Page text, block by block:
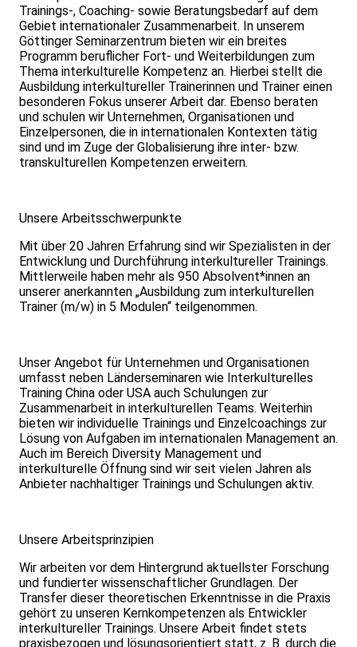
Trainings-, Coaching- sowie Beratungsbedarf auf dem
Gebiet internationaler Zusammenarbeit. In unserem
Göttinger Seminarzentrum bieten wir ein breites
Programm beruflicher Fort- und Weiterbildungen zum
Thema interkulturelle Kompetenz an. Hierbei stellt die
Ausbildung interkultureller Trainerinnen und Trainer einen
besonderen Fokus unserer Arbeit dar. Ebenso beraten
und schulen wir Unternehmen, Organisationen und
Einzelpersonen, die in internationalen Kontexten tätig
sind und im Zuge der Globalisierung ihre inter- bzw.
transkulturellen Kompetenzen erweitern.
Unsere Arbeitsschwerpunkte
Mit über 20 Jahren Erfahrung sind wir Spezialisten in der
Entwicklung und Durchführung interkultureller Trainings.
Mittlerweile haben mehr als 950 Absolvent*innen an
unserer anerkannten „Ausbildung zum interkulturellen
Trainer (m/w) in 5 Modulen“ teilgenommen.
Unser Angebot für Unternehmen und Organisationen
umfasst neben Länderseminaren wie Interkulturelles
Training China oder USA auch Schulungen zur
Zusammenarbeit in interkulturellen Teams. Weiterhin
bieten wir individuelle Trainings und Einzelcoachings zur
Lösung von Aufgaben im internationalen Management an.
Auch im Bereich Diversity Management und
interkulturelle Öffnung sind wir seit vielen Jahren als
Anbieter nachhaltiger Trainings und Schulungen aktiv.
Unsere Arbeitsprinzipien
Wir arbeiten vor dem Hintergrund aktuellster Forschung
und fundierter wissenschaftlicher Grundlagen. Der
Transfer dieser theoretischen Erkenntnisse in die Praxis
gehört zu unseren Kernkompetenzen als Entwickler
interkultureller Trainings. Unsere Arbeit findet stets
praxisbezogen und lösungsorientiert statt, z. B. durch die